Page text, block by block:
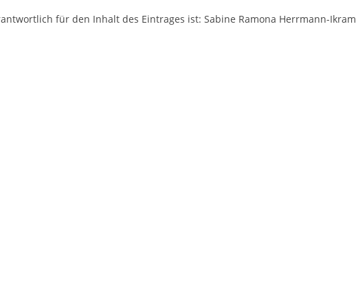
für den Inhalt des Eintrages ist: Sabine Ramona Herrmann-Ikram